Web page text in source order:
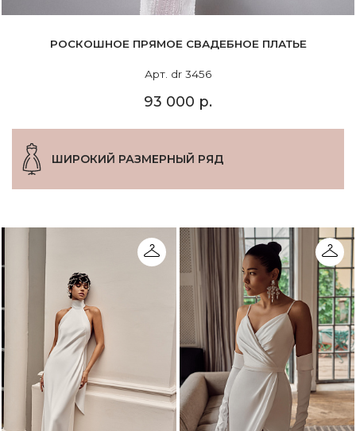
РОСКОШНОЕ ПРЯМОЕ СВАДЕБНОЕ ПЛАТЬЕ
Арт. dr 3456
93 000 р.
ШИРОКИЙ РАЗМЕРНЫЙ РЯД